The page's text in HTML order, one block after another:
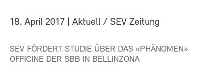
18. April 2017 | Aktuell / SEV Zeitung
SEV FÖRDERT STUDIE ÜBER DAS «PHÄNOMEN»
OFFICINE DER SBB IN BELLINZONA